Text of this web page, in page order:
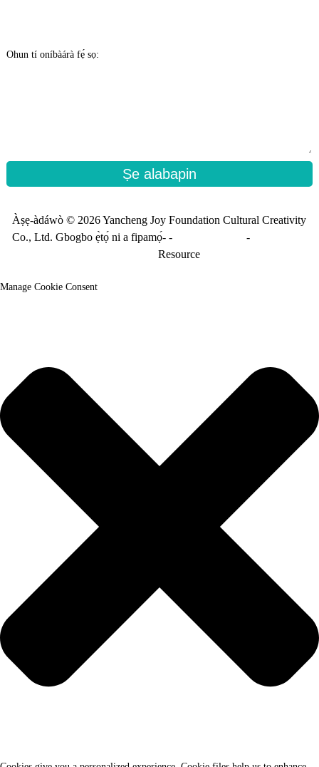
Ohun tí oníbàárà fẹ́ sọ:
Ṣe alabapin
Àṣẹ-àdáwò © 2026 Yancheng Joy Foundation Cultural Creativity
Co., Ltd. Gbogbo ẹ̀tọ́ ni a fipamọ́- -
-
Resource
Manage Cookie Consent